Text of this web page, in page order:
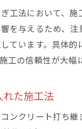
工法において、
を与えるため、
ています。具体
工の信頼性が大
れた施工法
ンクリート打ち